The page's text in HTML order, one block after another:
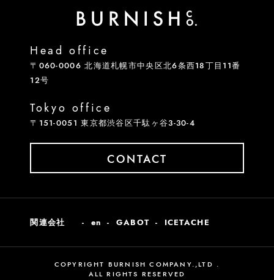
関連会社 en GABOT ICETACHE
Head office
〒060-0006 北海道札幌市中央区北6条西18丁目11番
12号
Tokyo office
〒151-0051 東京都渋谷区千駄ヶ谷3-30-4
CONTACT
COPYRIGHT BURNISH COMPANY.,LTD .
ALL RIGHTS RESERVED